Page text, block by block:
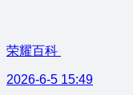
荣耀百科
2026-6-5 15:49